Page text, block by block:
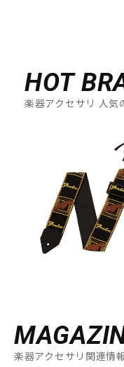
HOT
楽器アクセサリ 人気
楽器アクセサリ関連情